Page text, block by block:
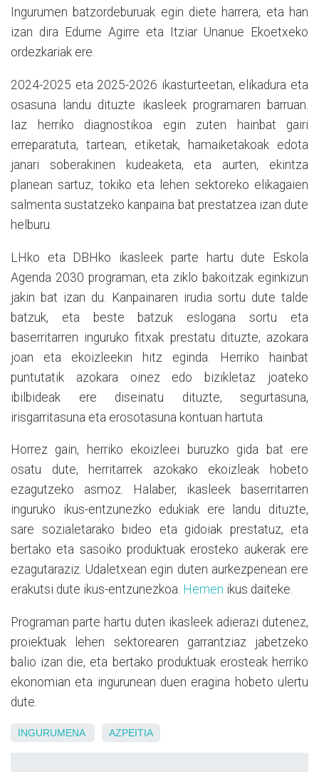
Ingurumen batzordeburuak egin diete harrera, eta han
izan dira Edurne Agirre eta Itziar Unanue Ekoetxeko
ordezkariak ere.
2024-2025 eta 2025-2026 ikasturteetan, elikadura eta
osasuna landu dituzte ikasleek programaren barruan.
Iaz herriko diagnostikoa egin zuten hainbat gairi
erreparatuta, tartean, etiketak, hamaiketakoak edota
janari soberakinen kudeaketa, eta aurten, ekintza
planean sartuz, tokiko eta lehen sektoreko elikagaien
salmenta sustatzeko kanpaina bat prestatzea izan dute
helburu.
LHko eta DBHko ikasleek parte hartu dute Eskola
Agenda 2030 programan, eta ziklo bakoitzak eginkizun
jakin bat izan du. Kanpainaren irudia sortu dute talde
batzuk, eta beste batzuk eslogana sortu eta
baserritarren inguruko fitxak prestatu dituzte, azokara
joan eta ekoizleekin hitz eginda. Herriko hainbat
puntutatik azokara oinez edo bizikletaz joateko
ibilbideak ere diseinatu dituzte, segurtasuna,
irisgarritasuna eta erosotasuna kontuan hartuta.
Horrez gain, herriko ekoizleei buruzko gida bat ere
osatu dute, herritarrek azokako ekoizleak hobeto
ezagutzeko asmoz. Halaber, ikasleek baserritarren
inguruko ikus-entzunezko edukiak ere landu dituzte,
sare sozialetarako bideo eta gidoiak prestatuz, eta
bertako eta sasoiko produktuak erosteko aukerak ere
ezagutaraziz. Udaletxean egin duten aurkezpenean ere
erakutsi dute ikus-entzunezkoa. Hemen ikus daiteke.
Programan parte hartu duten ikasleek adierazi dutenez,
proiektuak lehen sektorearen garrantziaz jabetzeko
balio izan die, eta bertako produktuak erosteak herriko
ekonomian eta ingurunean duen eragina hobeto ulertu
dute.
INGURUMENA AZPEITIA